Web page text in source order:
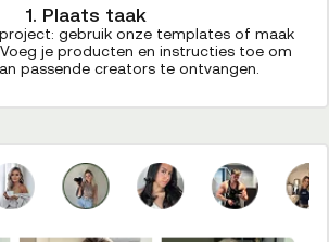
1. Plaats taak
gebruik onze templates of maak
je producten en instructies toe om
passende creators te ontvangen.